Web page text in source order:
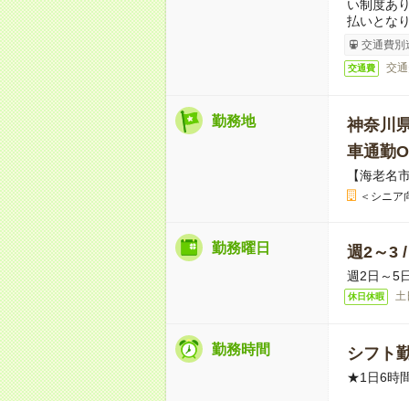
い制度あ
払いとな
交通費別
交通費 交
勤務地
神奈川
車通勤
【海老名
＜シニア
勤務曜日 週2～3
週2日～5
休日休暇 土
勤務時間 シフト
★1日6時